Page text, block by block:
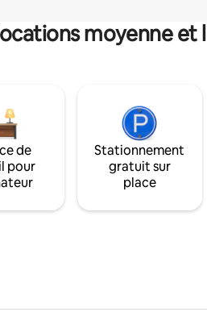
moyenne et
de
pour
Stationnement
gratuit sur
place